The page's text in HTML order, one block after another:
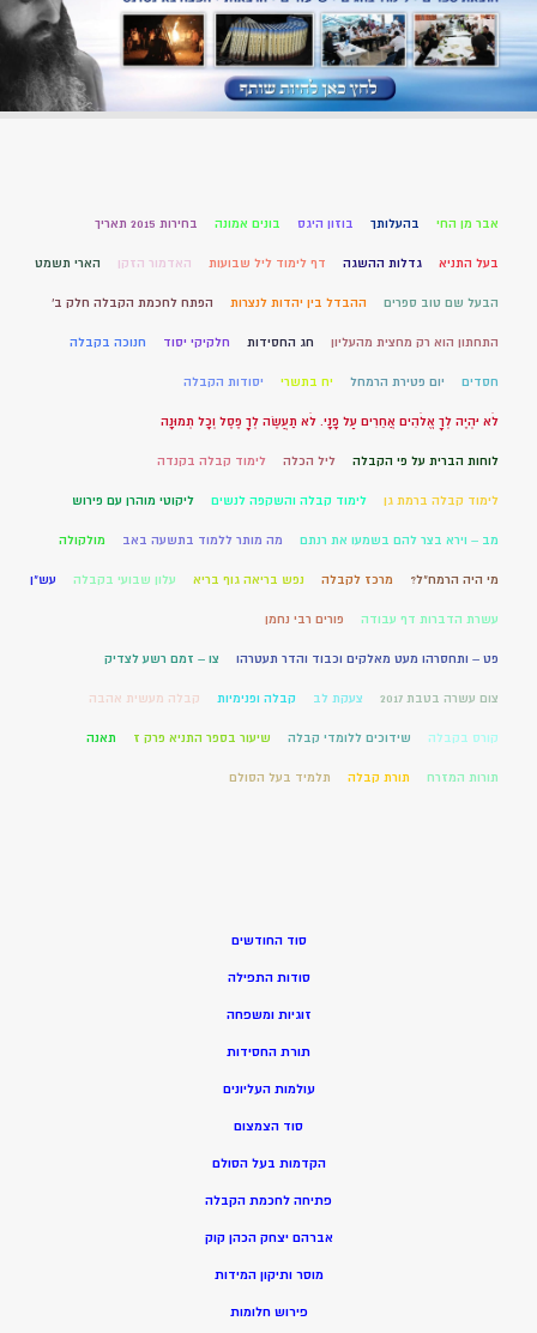
אבר מן החי בהעלותך בוזון היגס בונים אמונה בחירות 2015 תאריך
בעל התניא גדלות ההשגה דף לימוד ליל שבועות האדמור הזקן הארי תשמט
הבעל שם טוב ספרים ההבדל בין יהדות לנצרות הפתח לחכמת הקבלה חלק ב'
התחתון הוא רק מחצית מהעליון חג החסידות חלקיקי יסוד חנוכה בקבלה
חסדים יום פטירת הרמחל יח בתשרי יסודות הקבלה
לֹא יִהְיֶה לְךָ אֱלֹהִים אֲחֵרִים עַל פָּנָי. לֹא תַעֲשֶׂה לְךָ פֶסֶל וְכָל תְּמוּנָה
לוחות הברית על פי הקבלה ליל הכלה לימוד קבלה בקנדה
לימוד קבלה ברמת גן לימוד קבלה והשקפה לנשים ליקוטי מוהרן עם פירוש
מב – וירא בצר להם בשמעו את רנתם מה מותר ללמוד בתשעה באב מולקולה
מי היה הרמח"ל? מרכז לקבלה נפש בריאה גוף בריא עלון שבועי בקבלה עש"ן
עשרת הדברות דף עבודה פורים רבי נחמן
פט – ותחסרהו מעט מאלקים וכבוד והדר תעטרהו צו – זמם רשע לצדיק
צום עשרה בטבת 2017 צעקת לב קבלה ופנימיות קבלה מעשית אהבה
קורס בקבלה שידוכים ללומדי קבלה שיעור בספר התניא פרק ז תאנה
תורות המזרח תורת קבלה תלמיד בעל הסולם
סוד החודשים
סודות התפילה
זוגיות ומשפחה
תורת החסידות
עולמות העליונים
סוד הצמצום
הקדמות בעל הסולם
פתיחה לחכמת הקבלה
אברהם יצחק הכהן קוק
מוסר ותיקון המידות
פירוש חלומות